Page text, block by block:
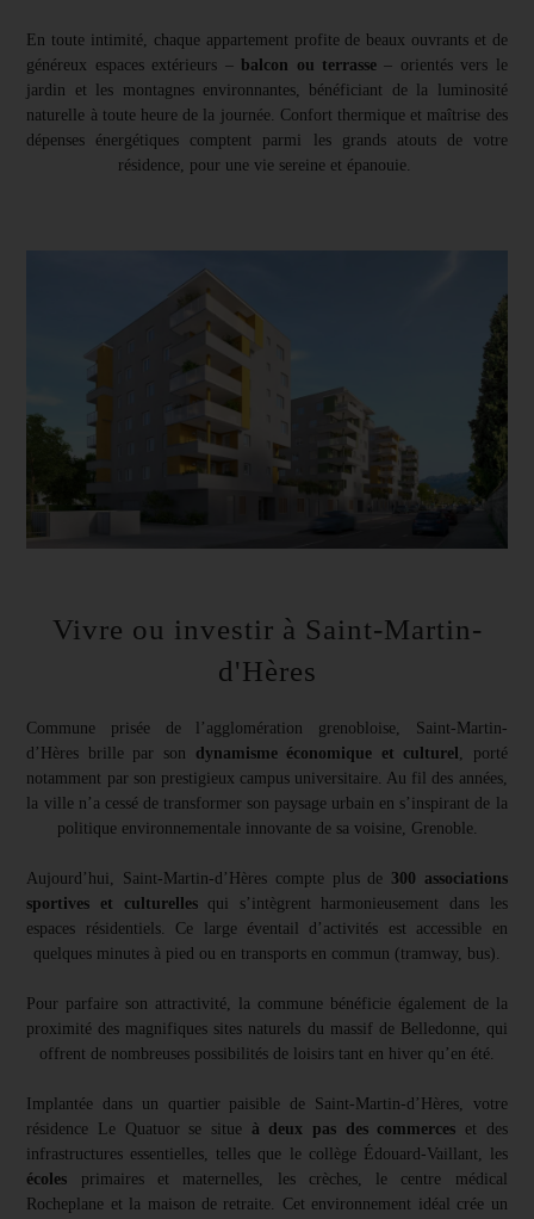
En toute intimité, chaque appartement profite de beaux ouvrants et de
généreux espaces extérieurs – balcon ou terrasse– orientés vers le
jardin et les montagnes environnantes, bénéficiant de la luminosité
naturelle à toute heure de la journée. Confort thermique et maîtrise des
dépenses énergétiques comptent parmi les grands atouts de votre
résidence, pour une vie sereine et épanouie.
Vivre ou investir à Saint-Martin-
d'Hères
Commune prisée de l’agglomération grenobloise, Saint-Martin-
d’Hères brille par son dynamisme économique et culturel , porté
notamment par son prestigieux campus universitaire. Au fil des années,
la ville n’a cessé de transformer son paysage urbain en s’inspirant de la
politique environnementale innovante de sa voisine, Grenoble.
Aujourd’hui, Saint-Martin-d’Hères compte plus de 300 associations
sportives et culturellesqui s’intègrent harmonieusement dans les
espaces résidentiels. Ce large éventail d’activités est accessible en
quelques minutes à pied ou en transports en commun (tramway, bus).
Pour parfaire son attractivité, la commune bénéficie également de la
proximité des magnifiques sites naturels du massif de Belledonne, qui
offrent de nombreuses possibilités de loisirs tant en hiver qu’en été.
Implantée dans un quartier paisible de Saint-Martin-d’Hères, votre
résidence Le Quatuor se situe à deux pas des commerces et des
infrastructures essentielles, telles que le collège Édouard-Vaillant, les
écoles primaires et maternelles, les crèches, le centre médical
Rocheplane et la maison de retraite. Cet environnement idéal crée un